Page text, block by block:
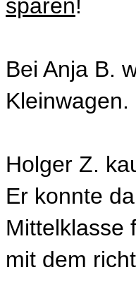
sparen!
Bei Anja B.
Kleinwagen.
Holger Z.
Er konnte
Mittelklasse
mit dem